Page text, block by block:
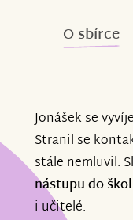
O sbírce
Jonášek se
Stranil se
stále nemluvil.
nástupu do
i učitelé.